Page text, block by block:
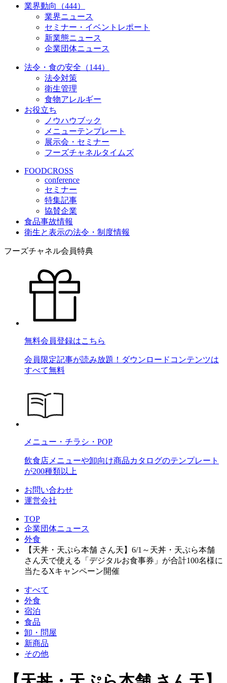
業界動向（444）
業界ニュース
セミナー・イベントレポート
新業態ニュース
企業団体ニュース
法令・食の安全（144）
法令対策
衛生管理
食物アレルギー
お役立ち
ノウハウブック
メニューテンプレート
展示会・セミナー
フーズチャネルタイムズ
FOODCROSS
conference
セミナー
特集記事
協賛企業
食品事故情報
衛生と表示の法令・制度情報
フーズチャネル会員特典
無料会員登録はこちら
会員限定記事が読み放題！ダウンロードコンテンツは
すべて無料
メニュー・チラシ・POP
飲食店メニューや卸向け商品カタログのテンプレート
が200種類以上
お問い合わせ
運営会社
TOP
企業団体ニュース
外食
【天丼・天ぷら本舗 さん天】6/1～天丼・天ぷら本舗
さん天で使える「デジタルお食事券」が合計100名様に
当たるXキャンペーン開催
すべて
外食
宿泊
食品
卸・問屋
新商品
その他